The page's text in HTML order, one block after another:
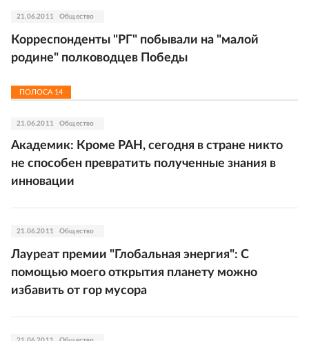
21.06.2011 Общество
Корреспонденты "РГ" побывали на "малой
родине" полководцев Победы
ПОЛОСА 14
21.06.2011 Общество
Академик: Кроме РАН, сегодня в стране никто
не способен превратить полученные знания в
инновации
21.06.2011 Общество
Лауреат премии "Глобальная энергия": С
помощью моего открытия планету можно
избавить от гор мусора